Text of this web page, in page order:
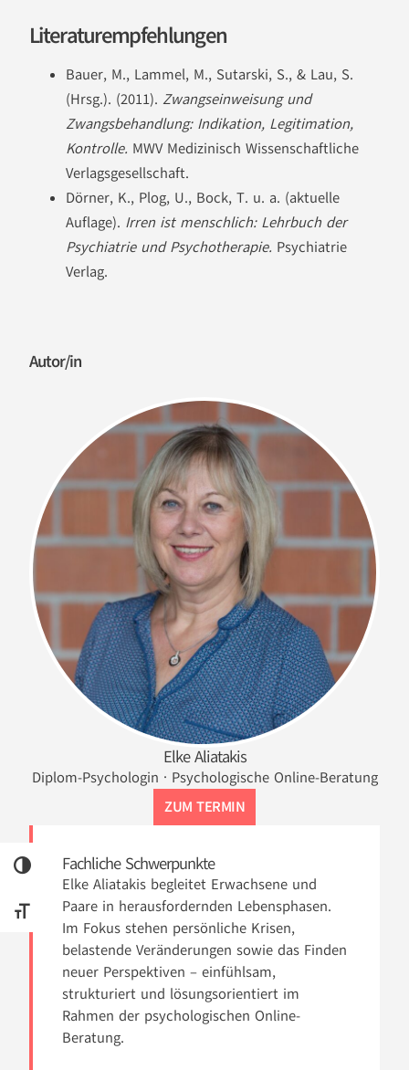
UMSCHALTEN AUF HOHE KONTRASTE
SCHRIFT VERGRÖSSERN
Literaturempfehlungen
Bauer, M., Lammel, M., Sutarski, S., & Lau, S.
(Hrsg.). (2011). Zwangseinweisung und
Zwangsbehandlung: Indikation, Legitimation,
Kontrolle. MWV Medizinisch Wissenschaftliche
Verlagsgesellschaft.
Dörner, K., Plog, U., Bock, T. u. a. (aktuelle
Auflage). Irren ist menschlich: Lehrbuch der
Psychiatrie und Psychotherapie. Psychiatrie
Verlag.
Autor/in
Elke Aliatakis
Diplom-Psychologin · Psychologische Online-Beratung
ZUM TERMIN
Fachliche Schwerpunkte
Elke Aliatakis begleitet Erwachsene und
Paare in herausfordernden Lebensphasen.
Im Fokus stehen persönliche Krisen,
belastende Veränderungen sowie das Finden
neuer Perspektiven – einfühlsam,
strukturiert und lösungsorientiert im
Rahmen der psychologischen Online-
Beratung.